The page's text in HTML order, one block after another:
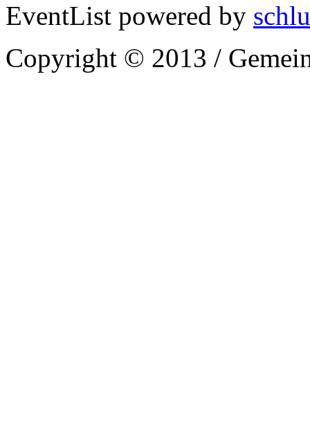
EventList powered by
Copyright © 2013 /